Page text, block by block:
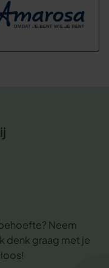
Neem
denk graag met je